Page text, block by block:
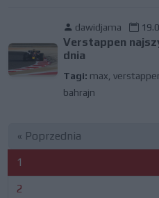
dawidjama
Verstappen
dnia
Tagi: max
bahrajn
« Poprzednia
1
2